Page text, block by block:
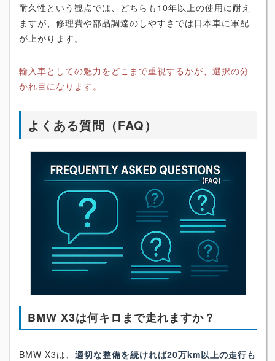
耐久性という観点では、どちらも10年以上の使用に耐え
ますが、修理費や部品調達のしやすさでは日本車に軍配
が上がります。
輸入車としての魅力をどこまで重視するかが、選択の分
かれ目になります。
よくある質問（FAQ）
BMW X3は何キロまで走れますか？
BMW X3は、 適切な整備を続ければ20万km以上の走行も